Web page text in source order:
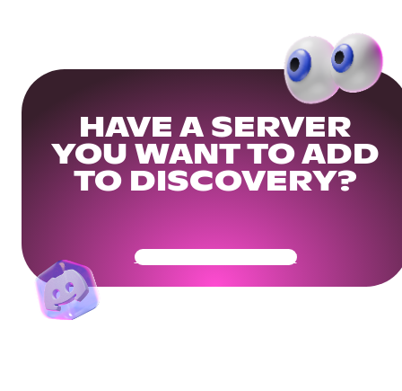
HAVE A SERVER
YOU WANT TO ADD
TO DISCOVERY?
Get Your Community Ready